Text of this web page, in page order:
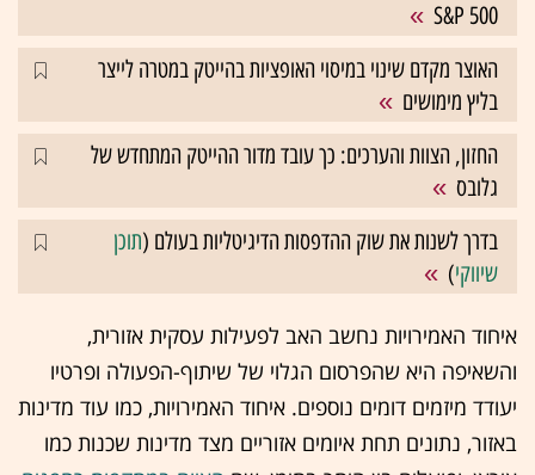
S&P 500
האוצר מקדם שינוי במיסוי האופציות בהייטק במטרה לייצר
בליץ מימושים
החזון, הצוות והערכים: כך עובד מדור ההייטק המתחדש של
גלובס
בדרך לשנות את שוק ההדפסות הדיגיטליות בעולם (תוכן
שיווקי)
איחוד האמירויות נחשב האב לפעילות עסקית אזורית,
והשאיפה היא שהפרסום הגלוי של שיתוף-הפעולה ופרטיו
יעודד מיזמים דומים נוספים. איחוד האמירויות, כמו עוד מדינות
באזור, נתונים תחת איומים אזוריים מצד מדינות שכנות כמו